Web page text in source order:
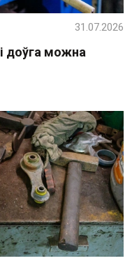
доўга можна
31.07.2026